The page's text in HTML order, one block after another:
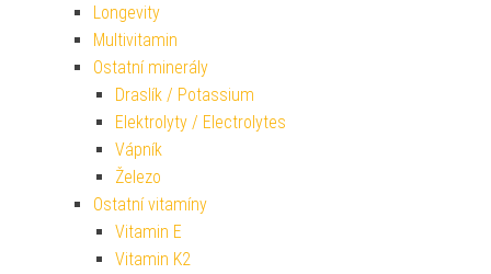
Longevity
Multivitamin
Ostatní minerály
Draslík / Potassium
Elektrolyty / Electrolytes
Vápník
Železo
Ostatní vitamíny
Vitamin E
Vitamin K2